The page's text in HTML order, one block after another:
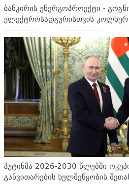
ბანკირის ენერგოპროექტი -
ელექტროსადგურისთვის კოლხურ
პუტინმა 2026-2030 წლებში
განვითარების ხელშეწყობის